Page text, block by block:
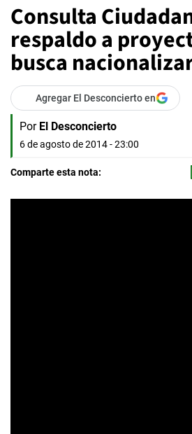
Consulta
respaldo a
busca
Agregar El Desconcierto en
Por El Desconcierto
6 de agosto de 2014 - 23:00
Comparte esta nota: